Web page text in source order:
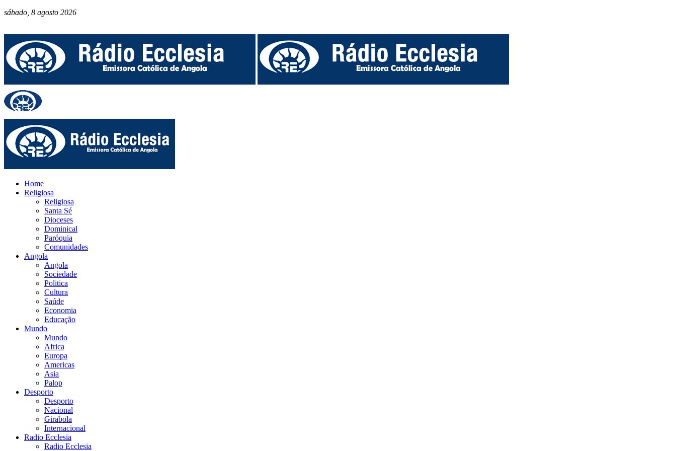
sábado, 8 agosto 2026
Home
Religiosa
Religiosa
Santa Sé
Dioceses
Dominical
Paróquia
Comunidades
Angola
Angola
Sociedade
Politica
Cultura
Saúde
Economia
Educação
Mundo
Mundo
Africa
Europa
Americas
Asia
Palop
Desporto
Desporto
Nacional
Girabola
Internacional
Radio Ecclesia
Radio Ecclesia